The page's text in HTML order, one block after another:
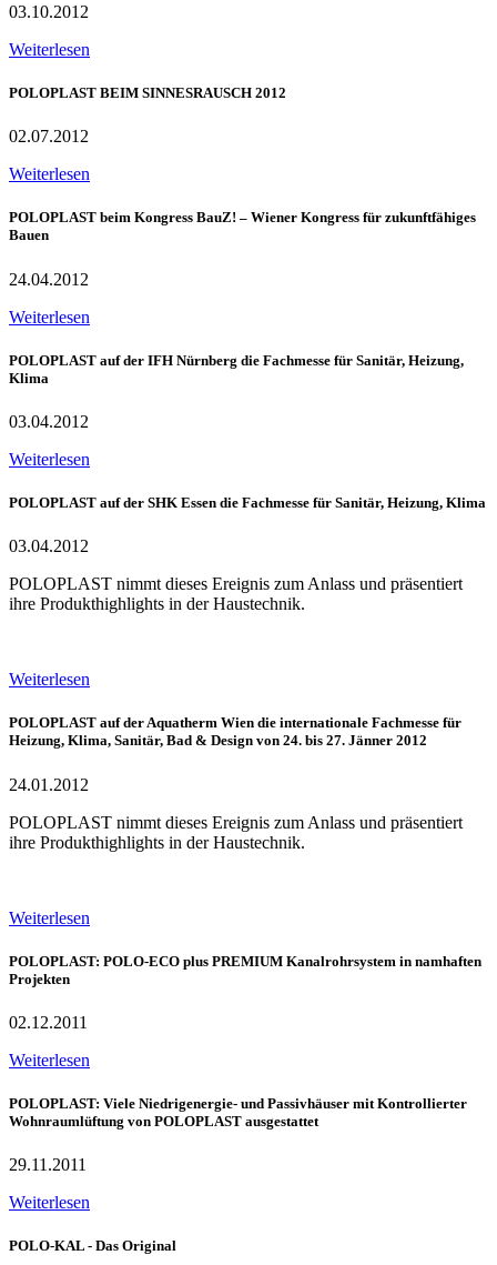
03.10.2012
Weiterlesen
POLOPLAST BEIM SINNESRAUSCH 2012
02.07.2012
Weiterlesen
POLOPLAST beim Kongress BauZ! – Wiener Kongress für zukunftfähiges
Bauen
24.04.2012
Weiterlesen
POLOPLAST auf der IFH Nürnberg die Fachmesse für Sanitär, Heizung,
Klima
03.04.2012
Weiterlesen
POLOPLAST auf der SHK Essen die Fachmesse für Sanitär, Heizung, Klima
03.04.2012
POLOPLAST nimmt dieses Ereignis zum Anlass und präsentiert
ihre Produkthighlights in der Haustechnik.
Weiterlesen
POLOPLAST auf der Aquatherm Wien die internationale Fachmesse für
Heizung, Klima, Sanitär, Bad & Design von 24. bis 27. Jänner 2012
24.01.2012
POLOPLAST nimmt dieses Ereignis zum Anlass und präsentiert
ihre Produkthighlights in der Haustechnik.
Weiterlesen
POLOPLAST: POLO-ECO plus PREMIUM Kanalrohrsystem in namhaften
Projekten
02.12.2011
Weiterlesen
POLOPLAST: Viele Niedrigenergie- und Passivhäuser mit Kontrollierter
Wohnraumlüftung von POLOPLAST ausgestattet
29.11.2011
Weiterlesen
POLO-KAL - Das Original